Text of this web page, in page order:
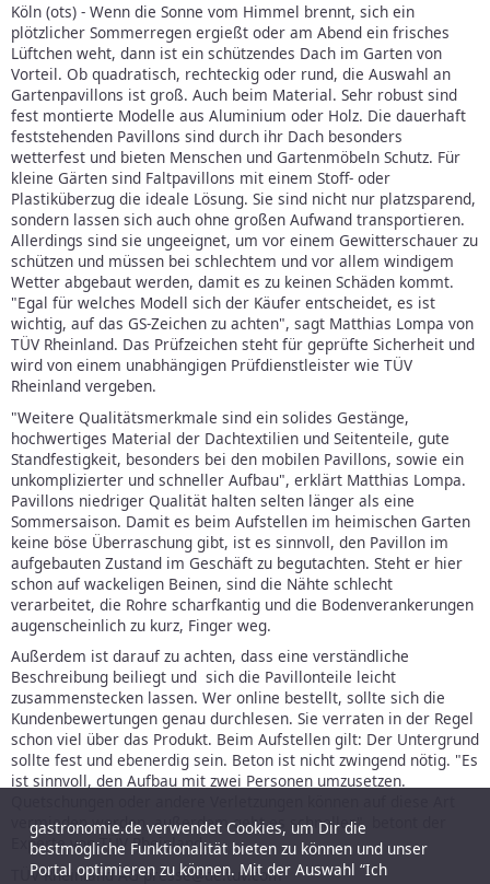
Köln (ots) - Wenn die Sonne vom Himmel brennt, sich ein
plötzlicher Sommerregen ergießt oder am Abend ein frisches
Lüftchen weht, dann ist ein schützendes Dach im Garten von
Vorteil. Ob quadratisch, rechteckig oder rund, die Auswahl an
Gartenpavillons ist groß. Auch beim Material. Sehr robust sind
fest montierte Modelle aus Aluminium oder Holz. Die dauerhaft
feststehenden Pavillons sind durch ihr Dach besonders
wetterfest und bieten Menschen und Gartenmöbeln Schutz. Für
kleine Gärten sind Faltpavillons mit einem Stoff- oder
Plastiküberzug die ideale Lösung. Sie sind nicht nur platzsparend,
sondern lassen sich auch ohne großen Aufwand transportieren.
Allerdings sind sie ungeeignet, um vor einem Gewitterschauer zu
schützen und müssen bei schlechtem und vor allem windigem
Wetter abgebaut werden, damit es zu keinen Schäden kommt.
"Egal für welches Modell sich der Käufer entscheidet, es ist
wichtig, auf das GS-Zeichen zu achten", sagt Matthias Lompa von
TÜV Rheinland. Das Prüfzeichen steht für geprüfte Sicherheit und
wird von einem unabhängigen Prüfdienstleister wie TÜV
Rheinland vergeben.
"Weitere Qualitätsmerkmale sind ein solides Gestänge,
hochwertiges Material der Dachtextilien und Seitenteile, gute
Standfestigkeit, besonders bei den mobilen Pavillons, sowie ein
unkomplizierter und schneller Aufbau", erklärt Matthias Lompa.
Pavillons niedriger Qualität halten selten länger als eine
Sommersaison. Damit es beim Aufstellen im heimischen Garten
keine böse Überraschung gibt, ist es sinnvoll, den Pavillon im
aufgebauten Zustand im Geschäft zu begutachten. Steht er hier
schon auf wackeligen Beinen, sind die Nähte schlecht
verarbeitet, die Rohre scharfkantig und die Bodenverankerungen
augenscheinlich zu kurz, Finger weg.
Außerdem ist darauf zu achten, dass eine verständliche
Beschreibung beiliegt und sich die Pavillonteile leicht
zusammenstecken lassen. Wer online bestellt, sollte sich die
Kundenbewertungen genau durchlesen. Sie verraten in der Regel
schon viel über das Produkt. Beim Aufstellen gilt: Der Untergrund
sollte fest und ebenerdig sein. Beton ist nicht zwingend nötig. "Es
ist sinnvoll, den Aufbau mit zwei Personen umzusetzen.
vermieden werden, außerdem geht es schneller", betont der
Experte von TÜV Rheinland.
TÜV Rheinland AG presse@de.tuv.com
gastronomie.de verwendet Cookies, um Dir die
bestmögliche Funktionalität bieten zu können und unser
Portal optimieren zu können. Mit der Auswahl “Ich